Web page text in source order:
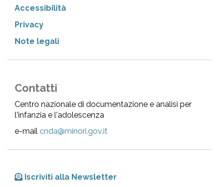
Accessibilità
Privacy
Note legali
Contatti
Centro nazionale di documentazione e analisi per
l'infanzia e l'adolescenza
e-mail cnda@minori.gov.it
Iscriviti alla Newsletter